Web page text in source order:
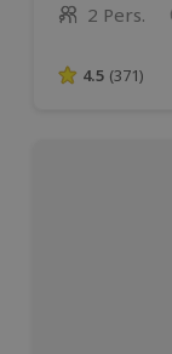
Anzahl der
2 Pers.
4.5 von 5
4.5 (371)